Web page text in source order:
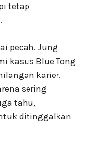
tetap
pecah. Jung
kasus Blue Tong
karier.
sering
tahu,
ditinggalkan